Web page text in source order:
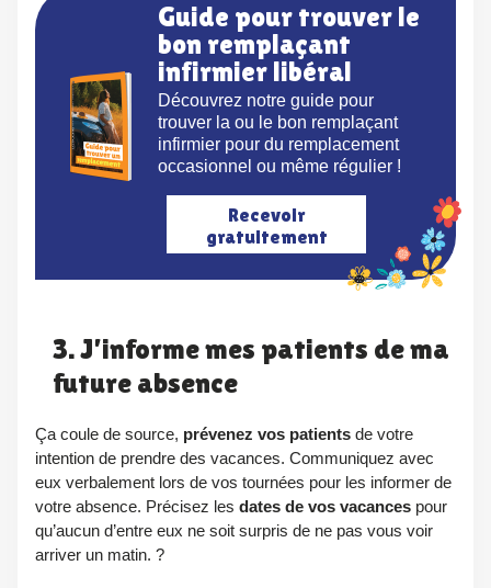
Guide pour trouver le
bon remplaçant
infirmier libéral
Découvrez notre guide pour
trouver la ou le bon remplaçant
infirmier pour du remplacement
occasionnel ou même régulier !
Recevoir
gratuitement
3. J’informe mes patients de ma
future absence
Ça coule de source, prévenez vos patients de votre
intention de prendre des vacances. Communiquez avec
eux verbalement lors de vos tournées pour les informer de
votre absence. Précisez les dates de vos vacances pour
qu’aucun d’entre eux ne soit surpris de ne pas vous voir
arriver un matin. ?